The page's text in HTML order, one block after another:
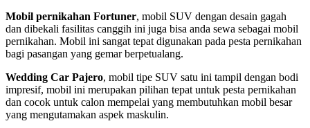
Mobil pernikahan Fortuner, mobil SUV dengan desain gagah
dan dibekali fasilitas canggih ini juga bisa anda sewa sebagai mobil
pernikahan. Mobil ini sangat tepat digunakan pada pesta pernikahan
bagi pasangan yang gemar berpetualang.
Wedding Car Pajero, mobil tipe SUV satu ini tampil dengan bodi
impresif, mobil ini merupakan pilihan tepat untuk pesta pernikahan
dan cocok untuk calon mempelai yang membutuhkan mobil besar
yang mengutamakan aspek maskulin.